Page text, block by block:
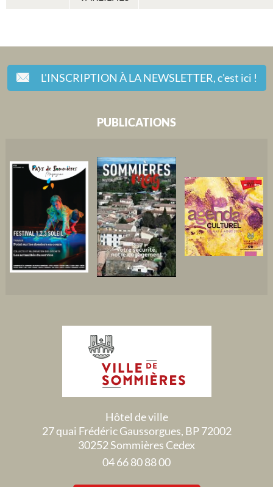
L'INSCRIPTION À LA NEWSLETTER,c'est ici !
PUBLICATIONS
Hôtel de ville
27 quai Frédéric Gaussorgues, BP 72002
30252 Sommières Cedex
04 66 80 88 00